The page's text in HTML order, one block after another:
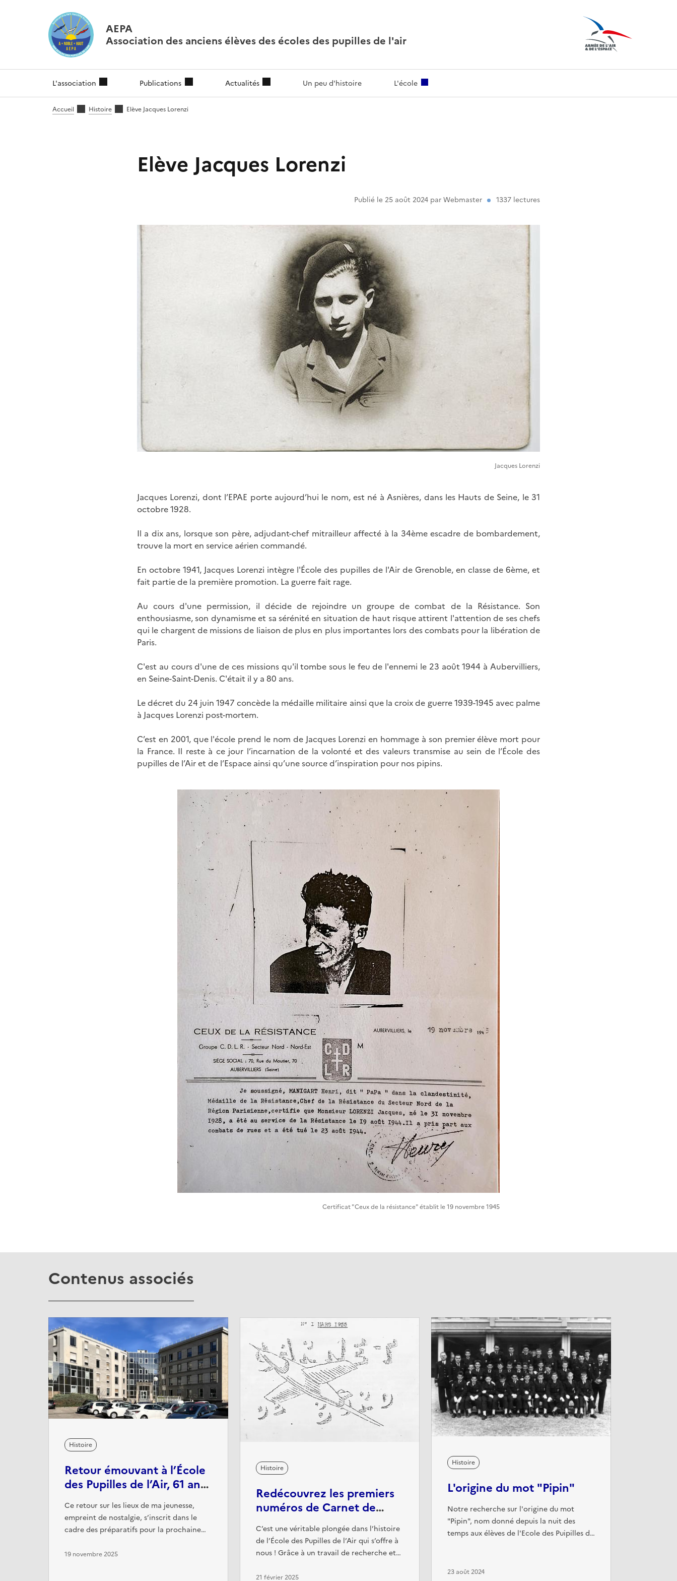
AEPA
Association des anciens élèves des écoles des pupilles de l'air
L'association Publications Actualités Un peu d'histoire L'école
Accueil Histoire Elève Jacques Lorenzi
Elève Jacques Lorenzi
Publié le 25 août 2024 par Webmaster 1337 lectures
Jacques Lorenzi
Jacques Lorenzi, dont l’EPAE porte aujourd’hui le nom, est né à Asnières, dans les Hauts de Seine, le 31
octobre 1928.
Il a dix ans, lorsque son père, adjudant-chef mitrailleur affecté à la 34ème escadre de bombardement,
trouve la mort en service aérien commandé.
En octobre 1941, Jacques Lorenzi intègre l'École des pupilles de l'Air de Grenoble, en classe de 6ème, et
fait partie de la première promotion. La guerre fait rage.
Au cours d'une permission, il décide de rejoindre un groupe de combat de la Résistance. Son
enthousiasme, son dynamisme et sa sérénité en situation de haut risque attirent l'attention de ses chefs
qui le chargent de missions de liaison de plus en plus importantes lors des combats pour la libération de
Paris.
C'est au cours d'une de ces missions qu'il tombe sous le feu de l'ennemi le 23 août 1944 à Aubervilliers,
en Seine-Saint-Denis. C'était il y a 80 ans.
Le décret du 24 juin 1947 concède la médaille militaire ainsi que la croix de guerre 1939-1945 avec palme
à Jacques Lorenzi post-mortem.
C’est en 2001, que l'école prend le nom de Jacques Lorenzi en hommage à son premier élève mort pour
la France. Il reste à ce jour l’incarnation de la volonté et des valeurs transmise au sein de l’École des
pupilles de l’Air et de l’Espace ainsi qu’une source d’inspiration pour nos pipins.
Certificat "Ceux de la résistance" établit le 19 novembre 1945
Contenus associés
Histoire
Retour émouvant à l’École
des Pupilles de l’Air, 61 ans
après
Ce retour sur les lieux de ma jeunesse,
empreint de nostalgie, s’inscrit dans le
cadre des préparatifs pour la prochaine
commémore le 85e anniversaire de la
19 novembre 2025
Histoire
Redécouvrez les premiers
numéros de Carnet de
Bord, la toute première
publication de l'EPA
C’est une véritable plongée dans l’histoire
de l’École des Pupilles de l’Air qui s’offre à
nous ! Grâce à un travail de recherche et
de Carnet de Bord, la première
21 février 2025
Histoire
L'origine du mot "Pipin"
Notre recherche sur l'origine du mot
"Pipin", nom donné depuis la nuit des
temps aux élèves de l'Ecole des Puipilles de
l'AG de 2004, puis, sur une indication livrée
23 août 2024